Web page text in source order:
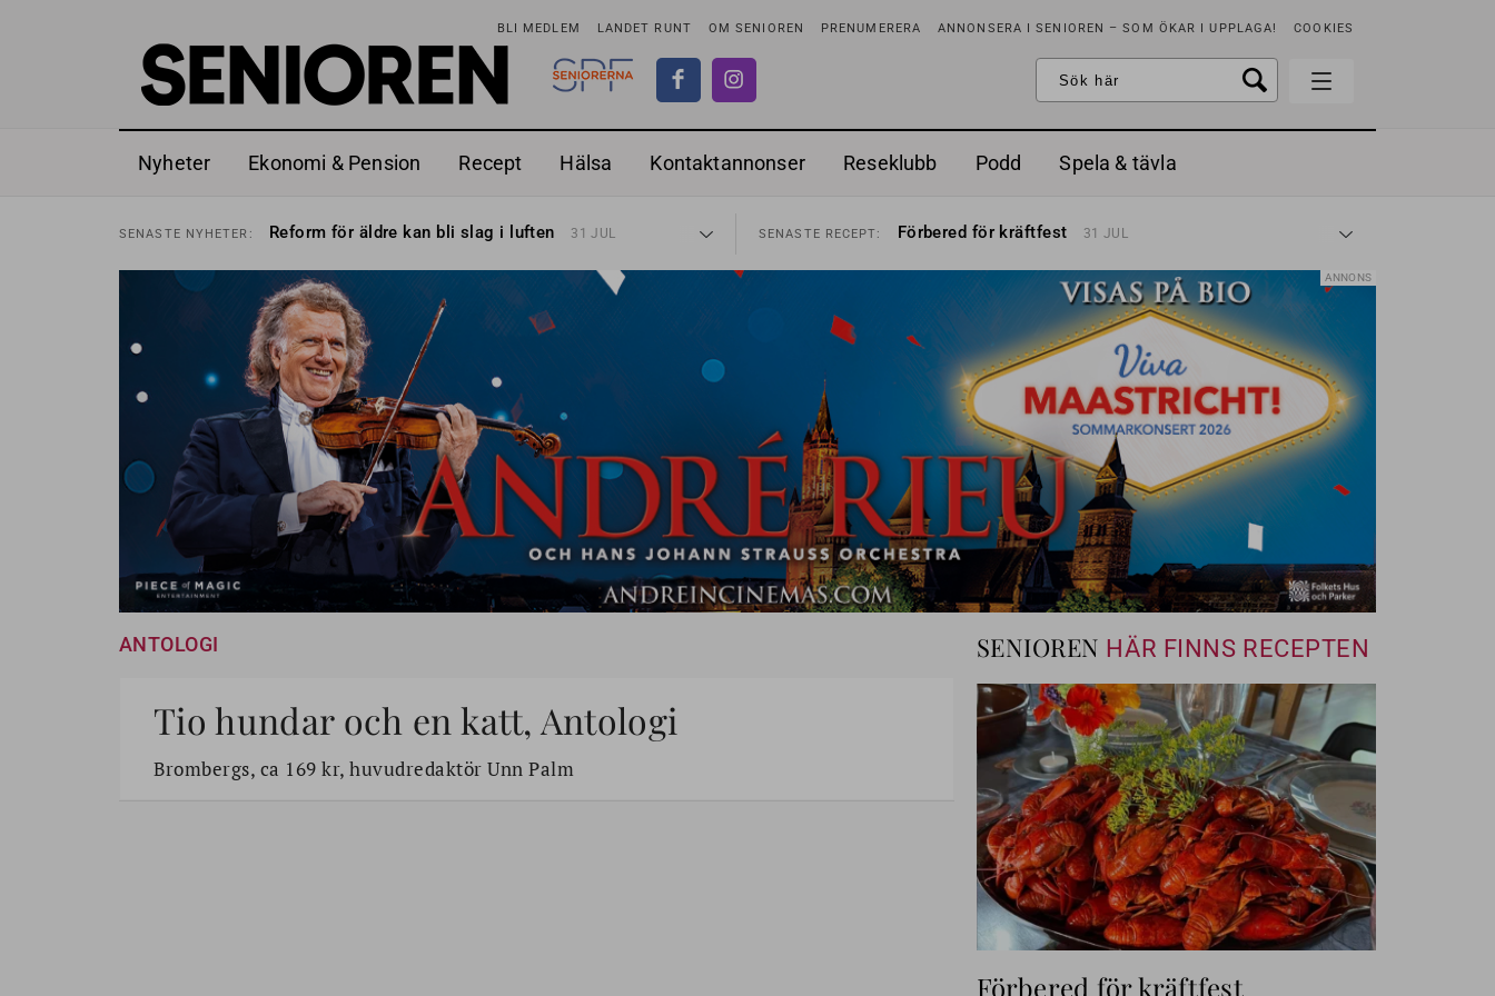
BLI MEDLEM LANDET RUNT OM SENIOREN PRENUMERERA ANNONSERA I SENIOREN – SOM ÖKAR I UPPLAGA! COOKIES
Nyheter Ekonomi & Pension Recept Hälsa Kontaktannonser Reseklubb Podd Spela & tävla
SENASTE NYHETER: Reform för äldre kan bli slag i luften 31 JUL
SENASTENYHETER: Dom öppnar för rätt till garantipension 30 JUL
SENASTENYHETER: Snart kan telefonförsäljning förbjudas i Sverige
Hyror rusar ifrån äldres bostadstillägg
NYHETER: Liten höjning av garantipensionen 27 JUL
SENASTE NYHETER: Sven Hagströmer sommarpratar
SENASTE NYHETER: Reform för äldre kan bli slag i luften
SENASTE RECEPT: Förbered för kräftfest 31 JUL
SENASTE RECEPT: Sommarmat på stora fat 3 JUL
Timjankokta jordgubbar med vaniljglass 18 JUN
Mycket smak med örter 13 JUN
SENASTE RECEPT: Mums med munsbitar 3 MAJ
SENASTE RECEPT: Ranchdipp med gräddfil, dill och persilja 2 MAJ
Förbered för kräftfest 31 JUL
ANNONS
ANTOLOGI
Tio hundar och en katt, Antologi
Brombergs, ca 169 kr, huvudredaktör Unn Palm
SENIOREN HÄR FINNS RECEPTEN
Förbered för kräftfest